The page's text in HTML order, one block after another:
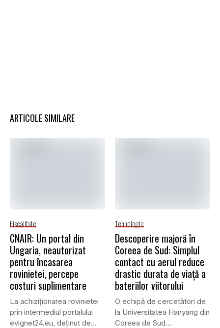
ARTICOLE SIMILARE
Fiscalitate
CNAIR: Un portal din
Ungaria, neautorizat
pentru încasarea
rovinietei, percepe
costuri suplimentare
La achiziționarea rovinietei
prin intermediul portalului
evignet24.eu, deținut de
Tehnologie
Descoperire majoră în
Coreea de Sud: Simplul
contact cu aerul reduce
drastic durata de viață a
bateriilor viitorului
O echipă de cercetători de
la Universitatea Hanyang din
Coreea de Sud...